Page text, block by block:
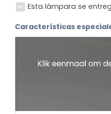
Esta lámpara se
Características